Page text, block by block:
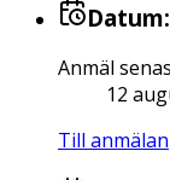
Datum:
Anmäl
12
Till anmälan